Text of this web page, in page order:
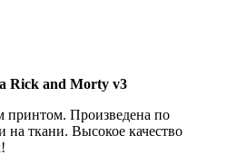
Rick and Morty v3
принтом. Произведена по
на ткани. Высокое качество